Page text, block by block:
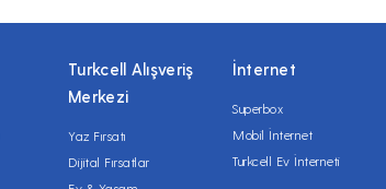
Turkcell Alışveriş
Merkezi
Yaz Fırsatı
Dijital Fırsatlar
İnternet
Superbox
Mobil İnternet
Turkcell Ev İnterneti